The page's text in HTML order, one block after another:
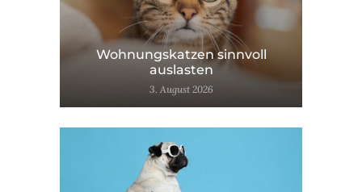
Wohnungskatzen sinnvoll
auslasten
3. August 2026